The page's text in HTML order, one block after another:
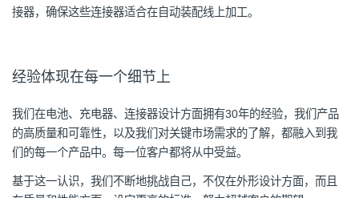
接器，确保这些连接器适合在自动装配线上加工。
经验体现在每一个细节上
我们在电池、充电器、连接器设计方面拥有30年的经验，我们产品
的高质量和可靠性，以及我们对关键市场需求的了解，都融入到我
们的每一个产品中。每一位客户都将从中受益。
基于这一认识，我们不断地挑战自己，不仅在外形设计方面，而且